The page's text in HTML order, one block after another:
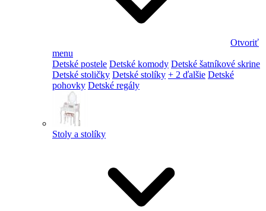
Otvoriť
menu
Detské postele Detské komody Detské šatníkové skrine
Detské stoličky Detské stolíky + 2 ďalšie Detské
pohovky Detské regály
Stoly a stolíky